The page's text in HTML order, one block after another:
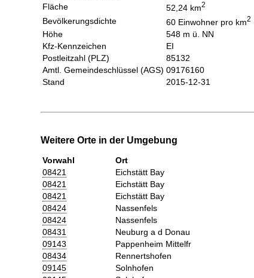
Fläche
52,24 km2
Bevölkerungsdichte 60 Einwohner pro km2
Höhe
548 m ü. NN
Kfz-Kennzeichen
EI
Postleitzahl (PLZ)
85132
Amtl. Gemeindeschlüssel (AGS) 09176160
Stand
2015-12-31
Weitere Orte in der Umgebung
Vorwahl Ort
08421
Eichstätt Bay
08421
Eichstätt Bay
08421
Eichstätt Bay
08424
Nassenfels
08424
Nassenfels
08431
Neuburg a d Donau
09143
Pappenheim Mittelfr
08434
Rennertshofen
09145
Solnhofen